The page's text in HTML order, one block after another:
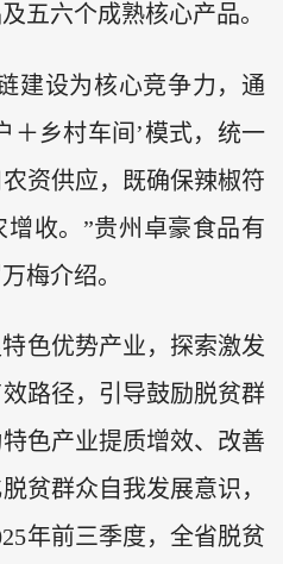
五六个成熟核心产品。
建设为核心竞争力，通
＋乡村车间’模式，统一
资供应，既确保辣椒符
收。”贵州卓豪食品有
梅介绍。
色优势产业，探索激发
路径，引导鼓励脱贫群
色产业提质增效、改善
贫群众自我发展意识，
年前三季度，全省脱贫